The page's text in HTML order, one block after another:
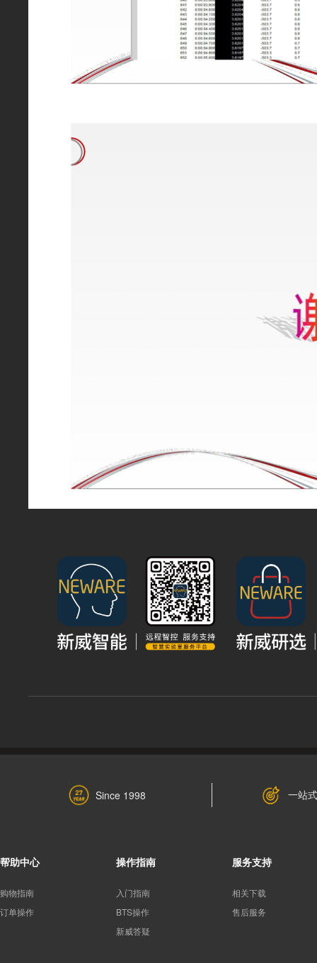
Since 1998 一站
帮助中心
购物指南
订单操作
操作指南
入门指南
BTS操作
新威答疑
服务支持
相关下载
售后服务